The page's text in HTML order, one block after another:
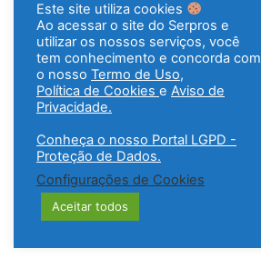
Este site utiliza cookies
Ao acessar o site do Serpros e
utilizar os nossos serviços, você
tem conhecimento e concorda com
o nosso Termo de Uso,
Política de Cookies e Aviso de
Privacidade.
Conheça o nosso Portal LGPD -
Proteção de Dados.
Configurações de Cookies
Aceitar todos